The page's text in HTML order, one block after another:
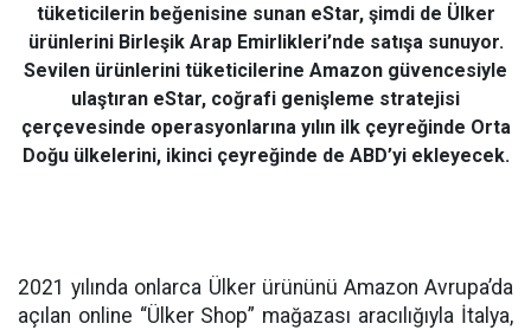
tüketicilerin beğenisine sunan eStar, şimdi de Ülker
ürünlerini Birleşik Arap Emirlikleri’nde satışa sunuyor.
Sevilen ürünlerini tüketicilerine Amazon güvencesiyle
ulaştıran eStar, coğrafi genişleme stratejisi
çerçevesinde operasyonlarına yılın ilk çeyreğinde Orta
Doğu ülkelerini, ikinci çeyreğinde de ABD’yi ekleyecek.
2021 yılında onlarca Ülker ürününü Amazon Avrupa’da
açılan online “Ülker Shop” mağazası aracılığıyla İtalya,